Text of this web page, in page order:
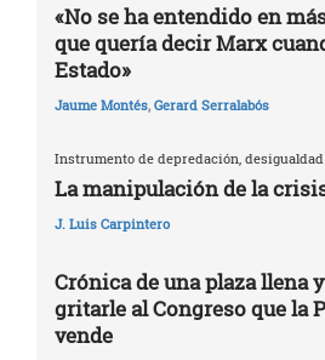
«No se ha entendido en
que quería decir Marx
Estado»
Jaume Montés, Gerard Serralabós
Instrumento de depredación,
La manipulación de la
J. Luis Carpintero
Crónica de una plaza llena
gritarle al Congreso que la
vende